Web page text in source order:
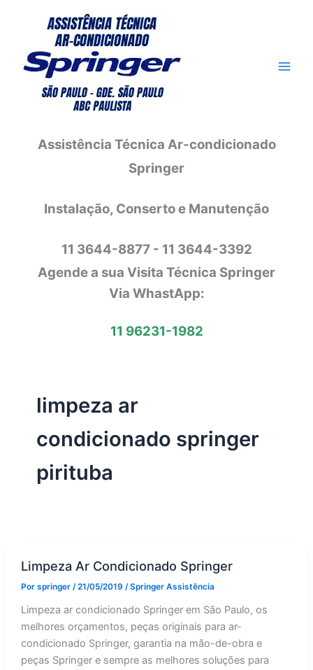
conteúdo
Assistência Técnica Ar-condicionado
Springer
Instalação, Conserto e Manutenção
11 3644-8877 - 11 3644-3392
Agende a sua Visita Técnica Springer
Via WhastApp:
11 96231-1982
limpeza ar
condicionado springer
pirituba
Limpeza Ar Condicionado Springer
Por springer /21/05/2019 /Springer Assistência
Limpeza ar condicionado Springer em São Paulo, os
melhores orçamentos, peças originais para ar-
condicionado Springer, garantia na mão-de-obra e
peças Springer e sempre as melhores soluções para